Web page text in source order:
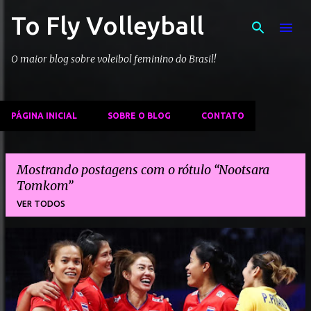
Pular para o conteúdo principal
To Fly Volleyball
O maior blog sobre voleibol feminino do Brasil!
PÁGINA INICIAL SOBRE O BLOG CONTATO
Mostrando postagens com o rótulo Nootsara
Tomkom
VER TODOS